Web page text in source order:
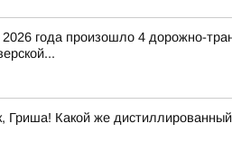
2026 года произошло 4 дорожно-
Какой же